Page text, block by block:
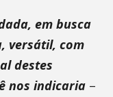
em busca
versátil, com
destes
nos indicaria –